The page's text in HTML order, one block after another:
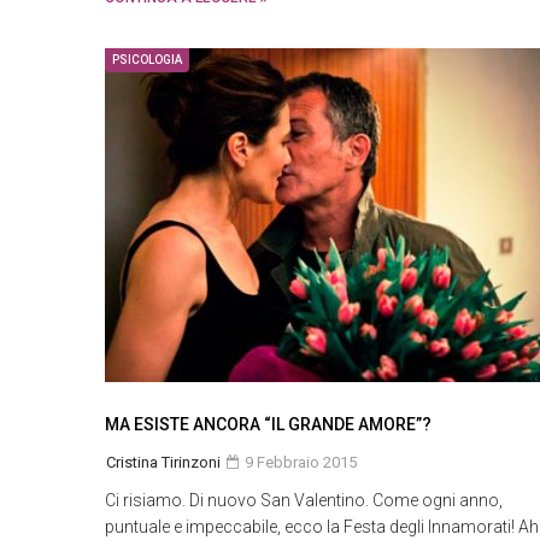
PSICOLOGIA
MA ESISTE ANCORA “IL GRANDE AMORE”?
Cristina Tirinzoni 9 Febbraio 2015
Ci risiamo. Di nuovo San Valentino. Come ogni anno,
puntuale e impeccabile, ecco la Festa degli Innamorati!